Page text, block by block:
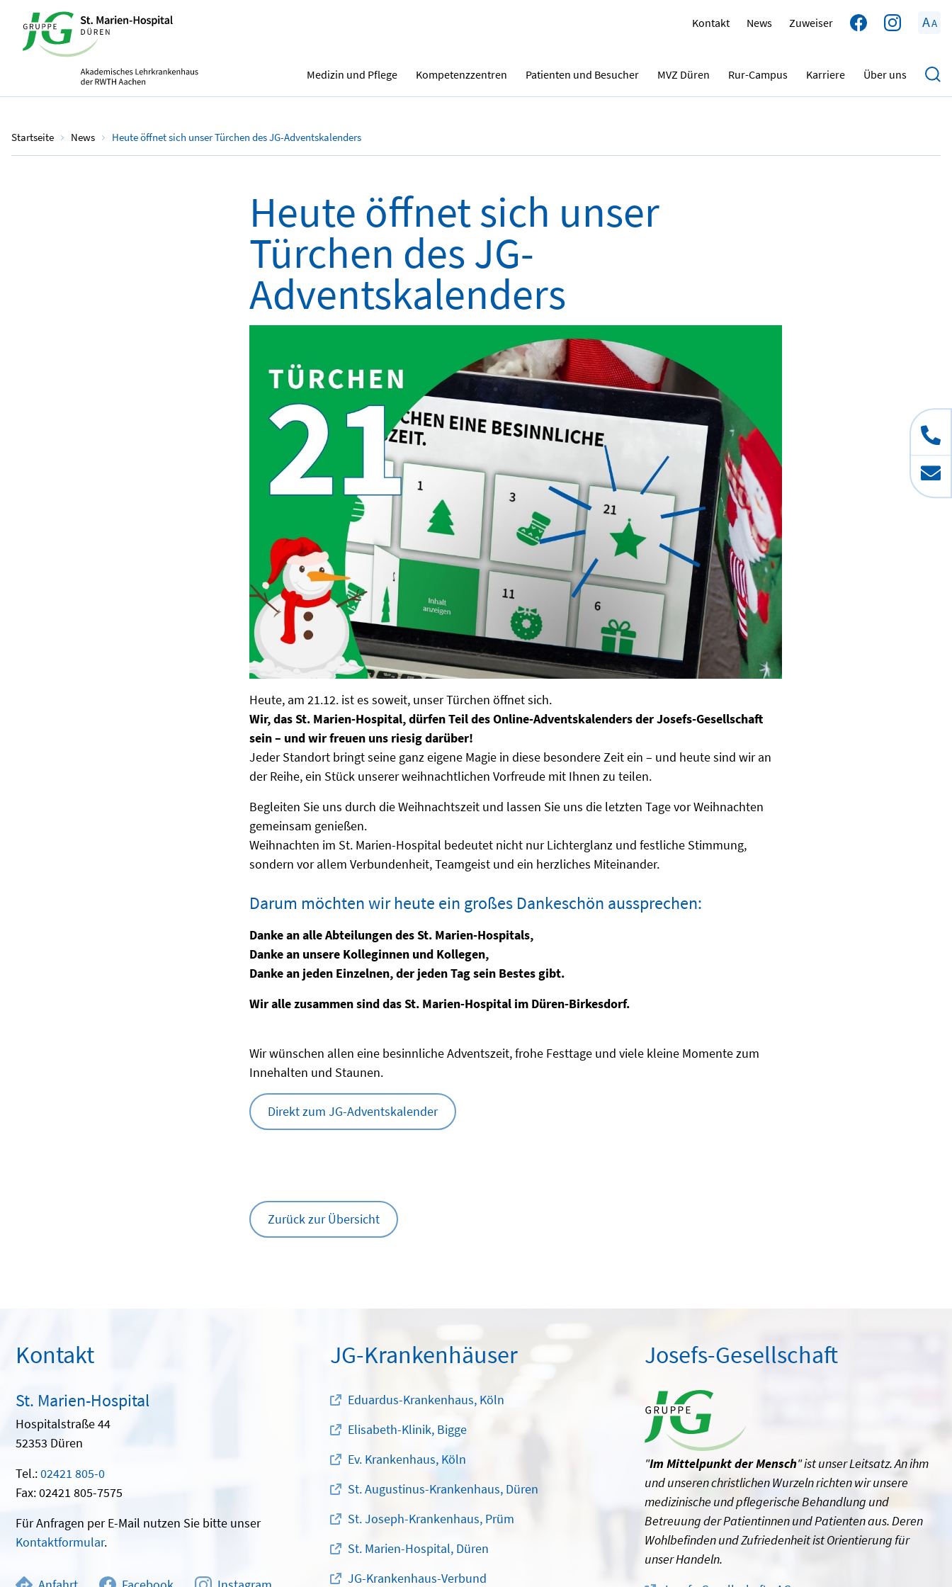
Kontakt News Zuweiser AA
Medizin und Pflege Kompetenzzentren Patienten und Besucher MVZ Düren Rur-Campus Karriere Über uns
Startseite News Heute öffnet sich unser Türchen des JG-Adventskalenders
21.12.2025
Heute öffnet sich unser
Türchen des JG-
Adventskalenders
Heute, am 21.12. ist es soweit, unser Türchen öffnet sich.
Wir, das St. Marien-Hospital, dürfen Teil des Online-Adventskalenders der Josefs-Gesellschaft
sein – und wir freuen uns riesig darüber!
Jeder Standort bringt seine ganz eigene Magie in diese besondere Zeit ein – und heute sind wir an
der Reihe, ein Stück unserer weihnachtlichen Vorfreude mit Ihnen zu teilen.
Begleiten Sie uns durch die Weihnachtszeit und lassen Sie uns die letzten Tage vor Weihnachten
gemeinsam genießen.
Weihnachten im St. Marien-Hospital bedeutet nicht nur Lichterglanz und festliche Stimmung,
sondern vor allem Verbundenheit, Teamgeist und ein herzliches Miteinander.
Darum möchten wir heute ein großes Dankeschön aussprechen:
Danke an alle Abteilungen des St. Marien-Hospitals,
Danke an unsere Kolleginnen und Kollegen,
Danke an jeden Einzelnen, der jeden Tag sein Bestes gibt.
Wir alle zusammen sind das St. Marien-Hospital im Düren-Birkesdorf.
Wir wünschen allen eine besinnliche Adventszeit, frohe Festtage und viele kleine Momente zum
Innehalten und Staunen.
Direkt zum JG-Adventskalender
Zurück zur Übersicht
Kontakt
St. Marien-Hospital
Hospitalstraße 44
52353 Düren
Tel.:02421 805-0
Fax: 02421 805-7575
Für Anfragen per E-Mail nutzen Sie bitte unser
Kontaktformular.
JG-Krankenhäuser
Eduardus-Krankenhaus, Köln
Elisabeth-Klinik, Bigge
Ev. Krankenhaus, Köln
St. Augustinus-Krankenhaus, Düren
St. Joseph-Krankenhaus, Prüm
St. Marien-Hospital, Düren
JG-Krankenhaus-Verbund
Josefs-Gesellschaft
"Im Mittelpunkt der Mensch" ist unser Leitsatz. An ihm
und unseren christlichen Wurzeln richten wir unsere
medizinische und pflegerische Behandlung und
Betreuung der Patientinnen und Patienten aus. Deren
Wohlbefinden und Zufriedenheit ist Orientierung für
unser Handeln.